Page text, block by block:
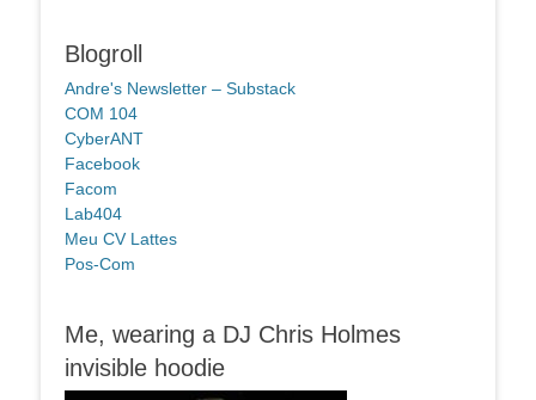
Blogroll
Andre's Newsletter – Substack
COM 104
CyberANT
Facebook
Facom
Lab404
Meu CV Lattes
Pos-Com
Me, wearing a DJ Chris Holmes
invisible hoodie